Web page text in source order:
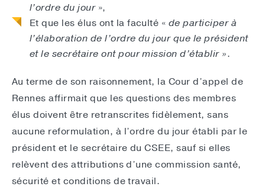
l’ordre du jour»,
Et que les élus ont la faculté « de participer à
l’élaboration de l’ordre du jour que le président
et le secrétaire ont pour mission d’établir ».
Au terme de son raisonnement, la Cour d’appel de
Rennes affirmait que les questions des membres
élus doivent être retranscrites fidèlement, sans
aucune reformulation, à l’ordre du jour établi par le
président et le secrétaire du CSEE, sauf si elles
relèvent des attributions d’une commission santé,
sécurité et conditions de travail.